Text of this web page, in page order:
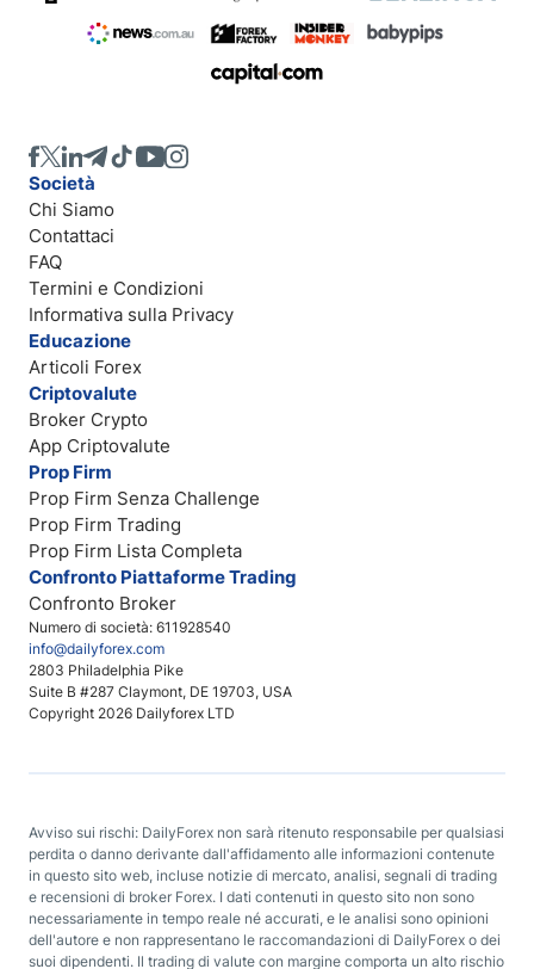
Numero di società: 611928540
info@dailyforex.com
2803 Philadelphia Pike
Suite B #287 Claymont, DE 19703, USA
Copyright 2026 Dailyforex LTD
Società
Chi Siamo
Contattaci
FAQ
Termini e Condizioni
Informativa sulla Privacy
Educazione
Articoli Forex
Criptovalute
Broker Crypto
App Criptovalute
Prop Firm
Prop Firm Senza Challenge
Prop Firm Trading
Prop Firm Lista Completa
Confronto Piattaforme Trading
Confronto Broker
Avviso sui rischi: DailyForex non sarà ritenuto responsabile per qualsiasi
perdita o danno derivante dall'affidamento alle informazioni contenute
in questo sito web, incluse notizie di mercato, analisi, segnali di trading
e recensioni di broker Forex. I dati contenuti in questo sito non sono
necessariamente in tempo reale né accurati, e le analisi sono opinioni
dell'autore e non rappresentano le raccomandazioni di DailyForex o dei
suoi dipendenti. Il trading di valute con margine comporta un alto rischio